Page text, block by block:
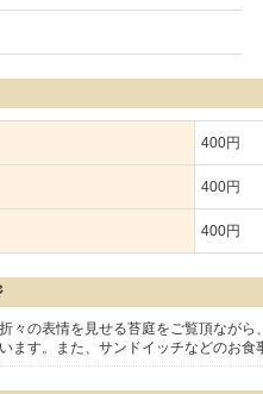
400円
400円
400円
々の表情を見せる苔庭をご覧頂なが
ます。また、サンドイッチなどのお